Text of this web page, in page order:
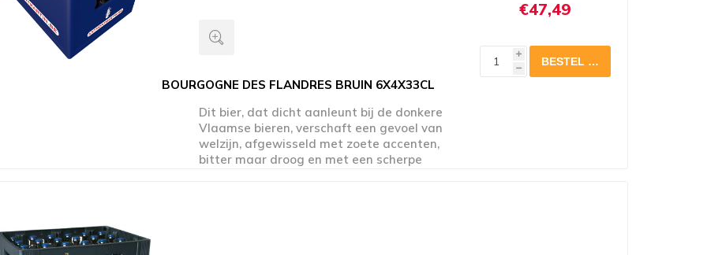
BOURGOGNE DES FLANDRES BRUIN 6X4X33CL
Dit bier, dat dicht aanleunt bij de donkere
Vlaamse bieren, verschaft een gevoel van
welzijn, afgewisseld met zoete accenten,
bitter maar droog en met een scherpe
€47,49
i
h